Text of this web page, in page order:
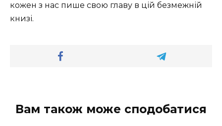
кожен з нас пише свою главу в цій безмежній
книзі.
Вам також може сподобатися